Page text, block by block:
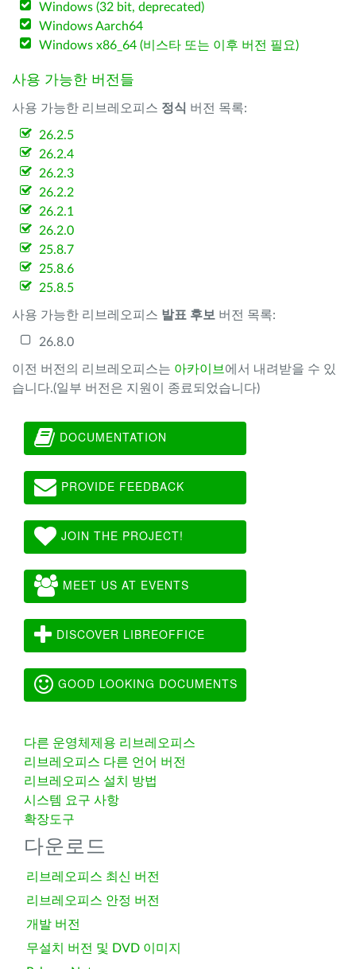
Windows (32 bit, deprecated)
Windows Aarch64
Windows x86_64 (비스타 또는 이후 버전 필요)
사용 가능한 버전들
사용 가능한 리브레오피스 정식 버전 목록:
26.2.5
26.2.4
26.2.3
26.2.2
26.2.1
26.2.0
25.8.7
25.8.6
25.8.5
사용 가능한 리브레오피스 발표 후보 버전 목록:
26.8.0
이전 버전의 리브레오피스는 아카이브 에서 내려받을 수 있
습니다.(일부 버전은 지원이 종료되었습니다)
DOCUMENTATION
PROVIDE FEEDBACK
JOIN THE PROJECT!
MEET US AT EVENTS
DISCOVER LIBREOFFICE
GOOD LOOKING DOCUMENTS
다른 운영체제용 리브레오피스
리브레오피스 다른 언어 버전
리브레오피스 설치 방법
시스템 요구 사항
확장도구
다운로드
리브레오피스 최신 버전
리브레오피스 안정 버전
개발 버전
무설치 버전 및 DVD 이미지